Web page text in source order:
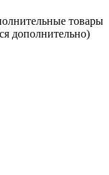
товары
дополнительно)